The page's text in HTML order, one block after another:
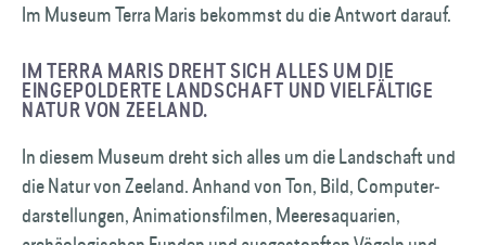
Im Museum Terra Maris bekommst du die Antwort darauf.
IM TERRA MARIS DREHT SICH ALLES UM DIE
EINGEPOLDERTE LAND­SCHAFT UND VIELFÄLTIGE
NATUR VON ZEELAND.
In diesem Museum dreht sich alles um die Landschaft und
die Natur von Zeeland. Anhand von Ton, Bild, Computer­
darstellungen, Animations­filmen, Meeres­aquarien,